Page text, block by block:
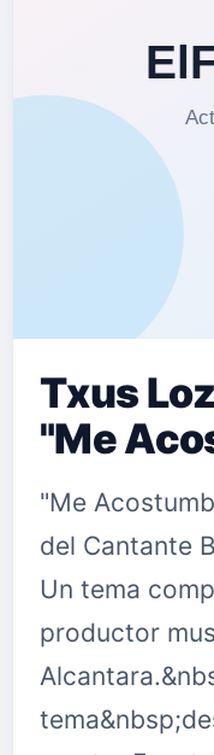
Txus
"Me
"Me
del Cantante
Un tema
productor